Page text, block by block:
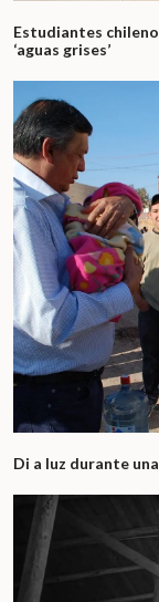
Estudiantes
‘aguas grises’
Di a luz durante